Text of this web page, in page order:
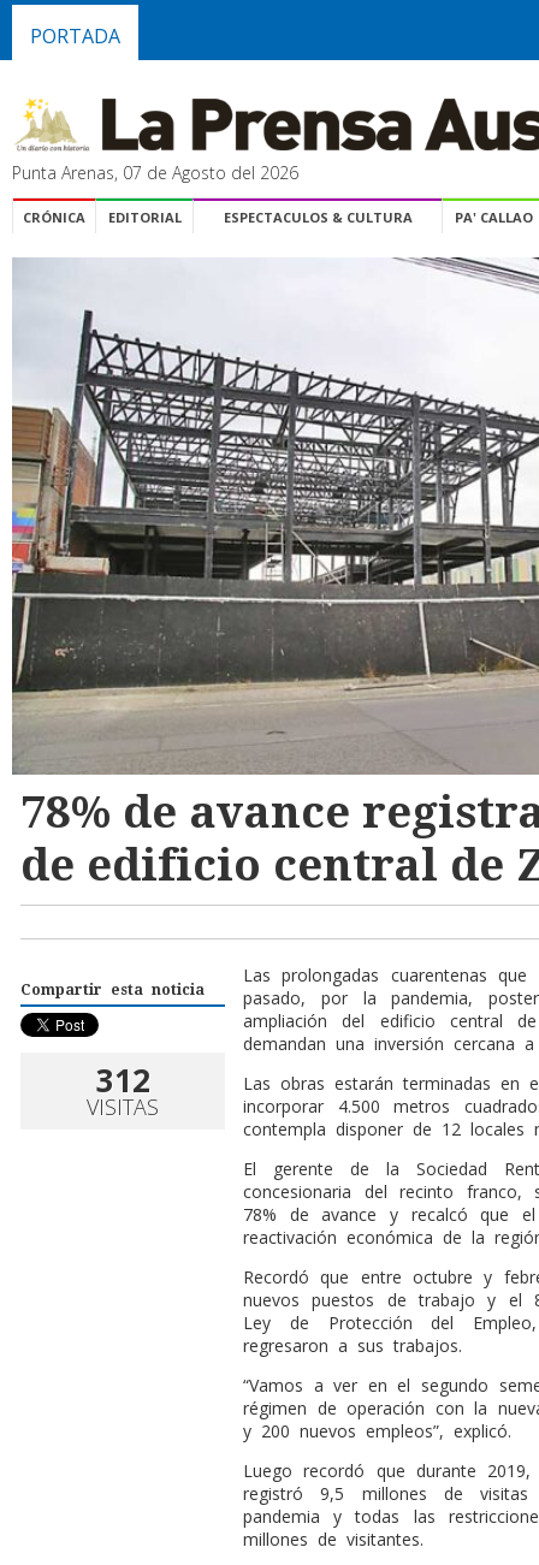
PORTADA
Punta Arenas, 07 de Agosto del 2026
CRÓNICA EDITORIAL ESPECTACULOS & CULTURA PA' CALLAO
78% de avance
de edificio central de
Compartir esta noticia
312
VISITAS
Las prolongadas cuarentenas
pasado, por la pandemia,
ampliación del edificio central
demandan una inversión cercana
Las obras estarán terminadas en
incorporar 4.500 metros
contempla disponer de 12 locales
El gerente de la Sociedad
concesionaria del recinto
78% de avance y recalcó que
reactivación económica de la
Recordó que entre octubre y
nuevos puestos de trabajo y el
Ley de Protección del
regresaron a sus trabajos.
“Vamos a ver en el segundo
régimen de operación con la
y 200 nuevos empleos”, explicó.
Luego recordó que durante
registró 9,5 millones de
pandemia y todas las
millones de visitantes.